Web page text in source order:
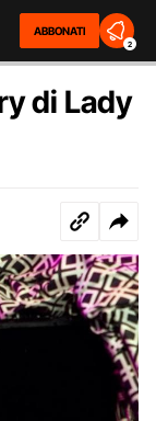
ABBONATI
2
di Lady